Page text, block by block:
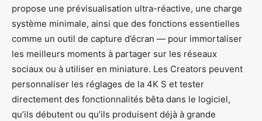
propose une prévisualisation ultra-réactive, une charge
système minimale, ainsi que des fonctions essentielles
comme un outil de capture d’écran — pour immortaliser
les meilleurs moments à partager sur les réseaux
sociaux ou à utiliser en miniature. Les Creators peuvent
personnaliser les réglages de la 4K S et tester
directement des fonctionnalités bêta dans le logiciel,
qu’ils débutent ou qu’ils produisent déjà à grande